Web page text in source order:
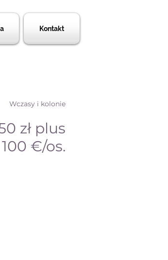
Kontakt
Wczasy i kolonie
zł plus
100 €/os.